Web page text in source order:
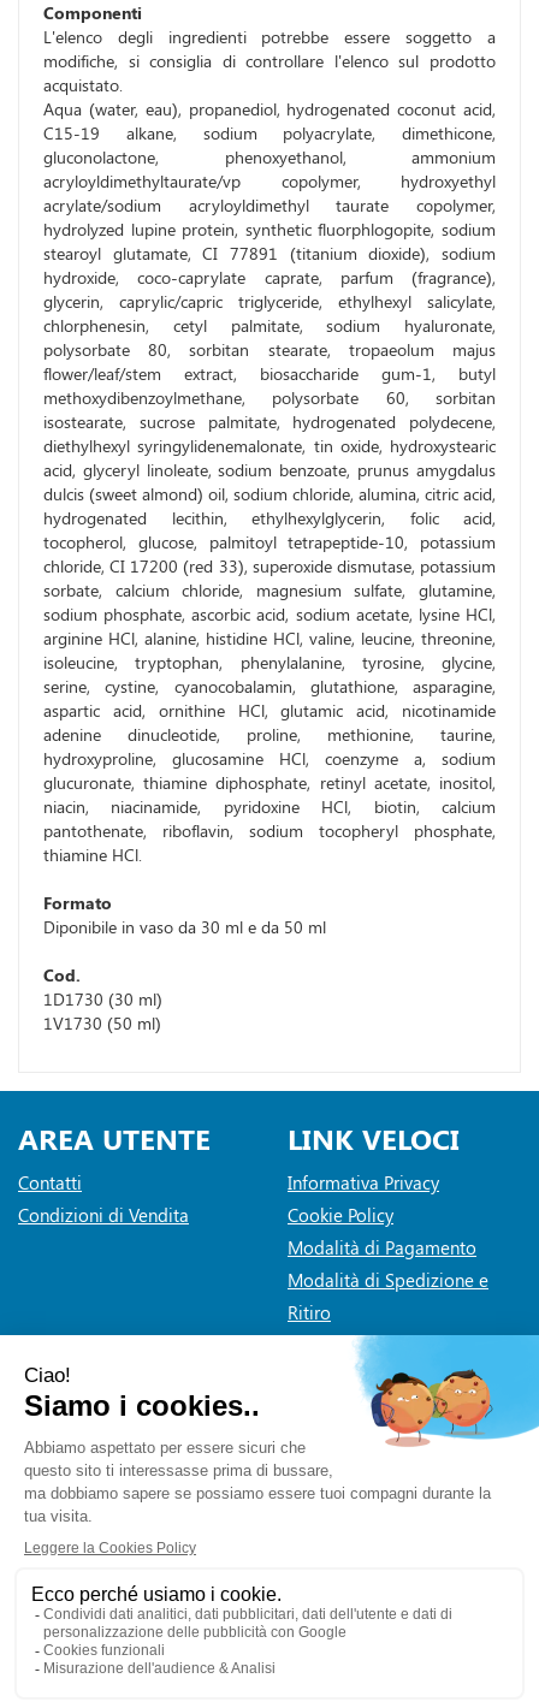
Componenti
L'elenco degli ingredienti potrebbe essere soggetto a
modifiche, si consiglia di controllare l'elenco sul prodotto
acquistato.
Aqua (water, eau), propanediol, hydrogenated coconut acid,
C15-19 alkane, sodium polyacrylate, dimethicone,
gluconolactone, phenoxyethanol, ammonium
acryloyldimethyltaurate/vp copolymer, hydroxyethyl
acrylate/sodium acryloyldimethyl taurate copolymer,
hydrolyzed lupine protein, synthetic fluorphlogopite, sodium
stearoyl glutamate, CI 77891 (titanium dioxide), sodium
hydroxide, coco-caprylate caprate, parfum (fragrance),
glycerin, caprylic/capric triglyceride, ethylhexyl salicylate,
chlorphenesin, cetyl palmitate, sodium hyaluronate,
polysorbate 80, sorbitan stearate, tropaeolum majus
flower/leaf/stem extract, biosaccharide gum-1, butyl
methoxydibenzoylmethane, polysorbate 60, sorbitan
isostearate, sucrose palmitate, hydrogenated polydecene,
diethylhexyl syringylidenemalonate, tin oxide, hydroxystearic
acid, glyceryl linoleate, sodium benzoate, prunus amygdalus
dulcis (sweet almond) oil, sodium chloride, alumina, citric acid,
hydrogenated lecithin, ethylhexylglycerin, folic acid,
tocopherol, glucose, palmitoyl tetrapeptide-10, potassium
chloride, CI 17200 (red 33), superoxide dismutase, potassium
sorbate, calcium chloride, magnesium sulfate, glutamine,
sodium phosphate, ascorbic acid, sodium acetate, lysine HCl,
arginine HCl, alanine, histidine HCl, valine, leucine, threonine,
isoleucine, tryptophan, phenylalanine, tyrosine, glycine,
serine, cystine, cyanocobalamin, glutathione, asparagine,
aspartic acid, ornithine HCl, glutamic acid, nicotinamide
adenine dinucleotide, proline, methionine, taurine,
hydroxyproline, glucosamine HCl, coenzyme a, sodium
glucuronate, thiamine diphosphate, retinyl acetate, inositol,
niacin, niacinamide, pyridoxine HCl, biotin, calcium
pantothenate, riboflavin, sodium tocopheryl phosphate,
thiamine HCl.
Formato
Diponibile in vaso da 30 ml e da 50 ml
Cod.
1D1730 (30 ml)
1V1730 (50 ml)
AREA UTENTE
Contatti
Condizioni di Vendita
LINK VELOCI
Informativa Privacy
Cookie Policy
Modalità di Pagamento
Modalità di Spedizione e
Ritiro
Dichiarazione di accessibilità
Farmaceutica Bramante- via Pacini 30 20131 Milano (Milano)
info@farmaciabramante.it|Tel.: 022663818
01032620153 | Numero R.E.A.:
Powered byPrenofa